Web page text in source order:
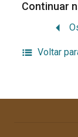
Continuar
Voltar